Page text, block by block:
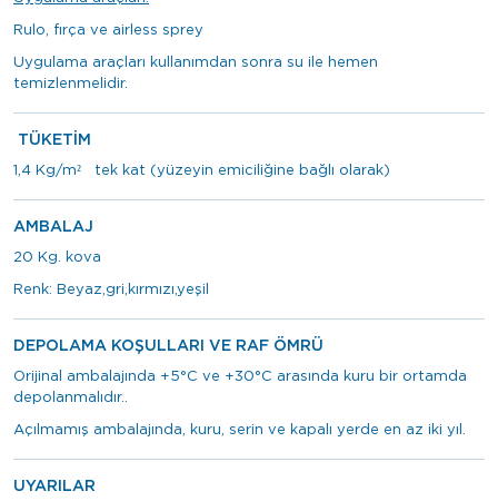
Rulo, fırça ve airless sprey
Uygulama araçları kullanımdan sonra su ile hemen
temizlenmelidir.
TÜKETİM
1,4 Kg/m² tek kat (yüzeyin emiciliğine bağlı olarak)
AMBALAJ
20 Kg. kova
Renk: Beyaz,gri,kırmızı,yeşil
DEPOLAMA KOŞULLARI VE RAF ÖMRÜ
Orijinal ambalajında +5°C ve +30°C arasında kuru bir ortamda
depolanmalıdır..
Açılmamış ambalajında, kuru, serin ve kapalı yerde en az iki yıl.
UYARILAR